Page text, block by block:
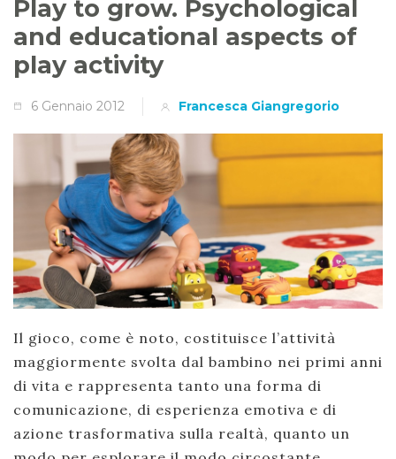
Play to grow. Psychological
and educational aspects of
play activity
6 Gennaio 2012 Francesca Giangregorio
Il gioco, come è noto, costituisce l’attività
maggiormente svolta dal bambino nei primi anni
di vita e rappresenta tanto una forma di
comunicazione, di esperienza emotiva e di
azione trasformativa sulla realtà, quanto un